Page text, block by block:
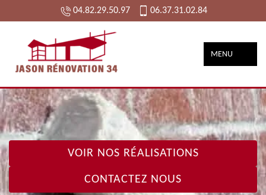
04.82.29.50.97 06.37.31.02.84
MENU
VOIR NOS RÉALISATIONS
CONTACTEZ NOUS